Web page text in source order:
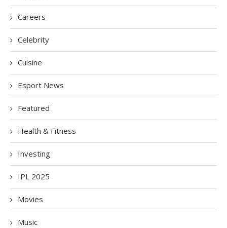
Careers
Celebrity
Cuisine
Esport News
Featured
Health & Fitness
Investing
IPL 2025
Movies
Music